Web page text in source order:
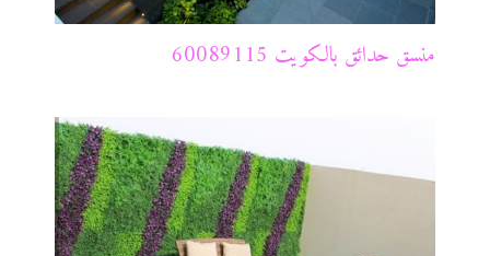
منسق حدائق بالكويت 60089115